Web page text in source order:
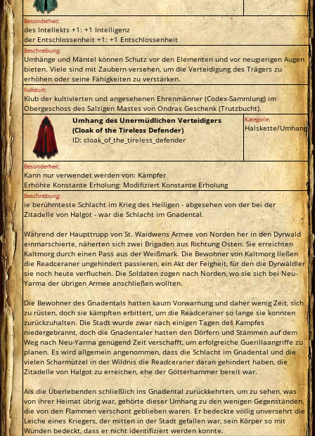
Besonderheit:
des Intellekts +1: +1 Intelligenz
der Entschlossenheit +1: +1 Entschlossenheit
Beschreibung:
Umhänge und Mäntel können Schutz vor den Elementen und vor neugierigen Augen
bieten. Viele sind mit Zaubern versehen, um die Verteidigung des Trägers zu
erhöhen oder seine Fähigkeiten zu verstärken.
Fundort:
Klub der kultivierten und angesehenen Ehrenmänner (Codex-Sammlung) im
Obergeschoss des Salzigen Mastes von Ondras Geschenk (Trutzbucht).
Umhang des Unermüdlichen Verteidigers
(Cloak of the Tireless Defender)
ID: cloak_of_the_tireless_defender
Kategorie:
Halskette/Umhang
Besonderheit:
Kann nur verwendet werden von: Kämpfer
Erhöhte Konstante Erholung: Modifiziert Konstante Erholung
Beschreibung:
ie berühmteste Schlacht im Krieg des Heiligen - abgesehen von der bei der
Zitadelle von Halgot - war die Schlacht im Gnadental.
Während der Haupttrupp von St. Waidwens Armee von Norden her in den Dyrwald
einmarschierte, näherten sich zwei Brigaden aus Richtung Osten. Sie erreichten
Kaltmorg durch einen Pass aus der Weißmark. Die Bewohner von Kaltmorg ließen
die Readceraner ungehindert passieren, ein Akt der Feigheit, für den die Dyrwäldler
sie noch heute verfluchen. Die Soldaten zogen nach Norden, wo sie sich bei Neu-
Yarma der übrigen Armee anschließen wollten.
Die Bewohner des Gnadentals hatten kaum Vorwarnung und daher wenig Zeit, sich
zu rüsten, doch sie kämpften erbittert, um die Readceraner so lange sie konnten
zurückzuhalten. Die Stadt wurde zwar nach einigen Tagen des Kampfes
niedergebrannt, doch die Gnadentaler hatten den Dörfern und Stämmen auf dem
Weg nach Neu-Yarma genügend Zeit verschafft, um erfolgreiche Guerillaangriffe zu
planen. Es wird allgemein angenommen, dass die Schlacht im Gnadental und die
vielen Scharmützel in der Wildnis die Readceraner daran gehindert haben, die
Zitadelle von Halgot zu erreichen, ehe der Götterhammer bereit war.
Als die Überlebenden schließlich ins Gnadental zurückkehrten, um zu sehen, was
von ihrer Heimat übrig war, gehörte dieser Umhang zu den wenigen Gegenständen,
die von den Flammen verschont geblieben waren. Er bedeckte völlig unversehrt die
Leiche eines Kriegers, der mitten in der Stadt gefallen war, sein Körper so mit
Wunden bedeckt, dass er nicht identifiziert werden konnte.